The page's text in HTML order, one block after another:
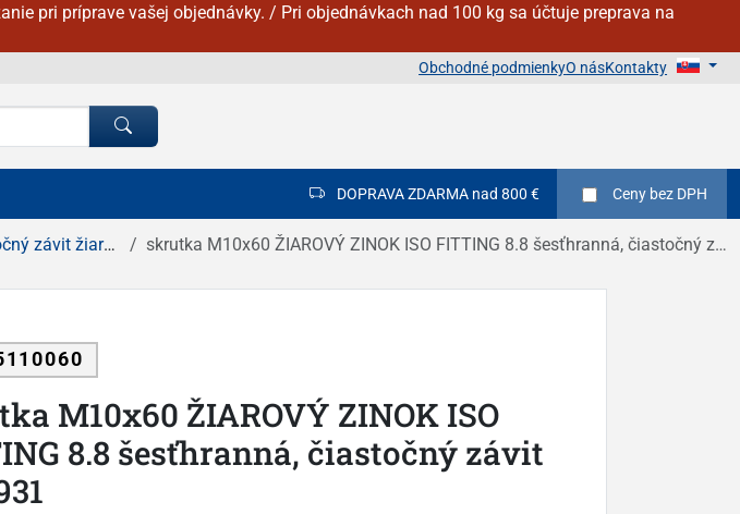
pri príprave vašej objednávky. / Pri objednávkach nad 100 kg sa účtuje preprava na
Obchodné podmienkyO násKontakty
DOPRAVA ZDARMA nad 800 € Ceny bez DPH
žiarový zinok skrutka M10x60 ŽIAROVÝ ZINOK ISO FITTING 8.8 šesťhranná, čiastočný závit DIN 931
M10x60 ŽIAROVÝ ZINOK ISO
8.8 šesťhranná, čiastočný závit